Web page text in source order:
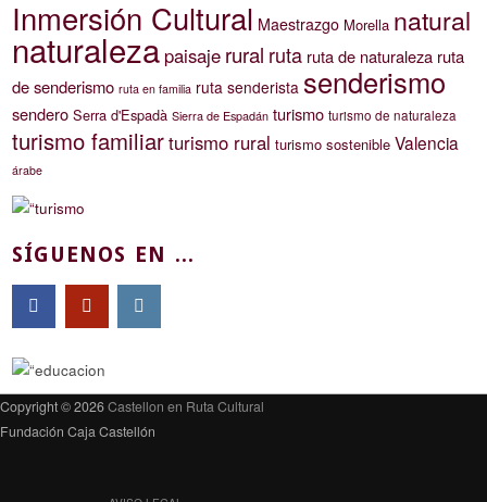
Inmersión Cultural Maestrazgo Morella natural
naturaleza paisaje rural ruta ruta de naturaleza ruta
de senderismo ruta en familia ruta senderista senderismo
sendero Serra d'Espadà Sierra de Espadán turismo turismo de naturaleza
turismo familiarturismo rural turismo sostenible Valencia
árabe
SÍGUENOS EN ...
Copyright © 2026Castellon en Ruta Cultural
Fundación Caja Castellón